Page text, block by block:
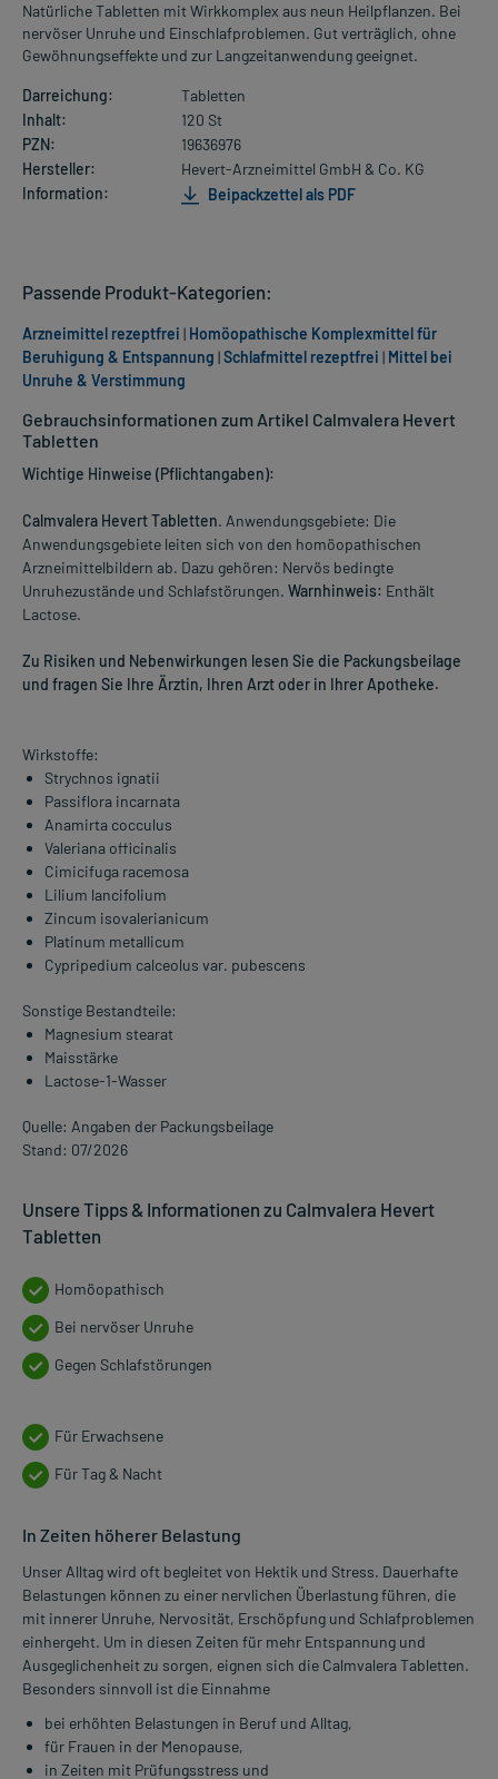
Natürliche Tabletten mit Wirkkomplex aus neun Heilpflanzen. Bei
nervöser Unruhe und Einschlafproblemen. Gut verträglich, ohne
Gewöhnungseffekte und zur Langzeitanwendung geeignet.
Darreichung:
Tabletten
Inhalt:
120 St
PZN:
19636976
Hersteller:
Hevert-Arzneimittel GmbH & Co. KG
Information:
Beipackzettel als PDF
Gebrauchsinformationen zum Artikel Calmvalera Hevert
Tabletten
Wichtige Hinweise (Pflichtangaben):
Calmvalera Hevert Tabletten. Anwendungsgebiete: Die
Anwendungsgebiete leiten sich von den homöopathischen
Arzneimittelbildern ab. Dazu gehören: Nervös bedingte
Unruhezustände und Schlafstörungen. Warnhinweis: Enthält
Lactose.
Zu Risiken und Nebenwirkungen lesen Sie die Packungsbeilage
und fragen Sie Ihre Ärztin, Ihren Arzt oder in Ihrer Apotheke.
Wirkstoffe:
Strychnos ignatii
Passiflora incarnata
Anamirta cocculus
Valeriana officinalis
Cimicifuga racemosa
Lilium lancifolium
Zincum isovalerianicum
Platinum metallicum
Cypripedium calceolus var. pubescens
Sonstige Bestandteile:
Magnesium stearat
Maisstärke
Lactose-1-Wasser
Quelle: Angaben der Packungsbeilage
Stand: 07/2026
Unsere Tipps & Informationen zu Calmvalera Hevert
Tabletten
Homöopathisch
Bei nervöser Unruhe
Gegen Schlafstörungen
Für Erwachsene
Für Tag & Nacht
In Zeiten höherer Belastung
Unser Alltag wird oft begleitet von Hektik und Stress. Dauerhafte
Belastungen können zu einer nervlichen Überlastung führen, die
mit innerer Unruhe, Nervosität, Erschöpfung und Schlafproblemen
einhergeht. Um in diesen Zeiten für mehr Entspannung und
Ausgeglichenheit zu sorgen, eignen sich die Calmvalera Tabletten.
Besonders sinnvoll ist die Einnahme
bei erhöhten Belastungen in Beruf und Alltag,
für Frauen in der Menopause,
in Zeiten mit Prüfungsstress und
Passende Produkt-Kategorien:
Arzneimittel rezeptfrei | Homöopathische Komplexmittel für
Beruhigung & Entspannung |Schlafmittel rezeptfrei | Mittel bei
Unruhe & Verstimmung